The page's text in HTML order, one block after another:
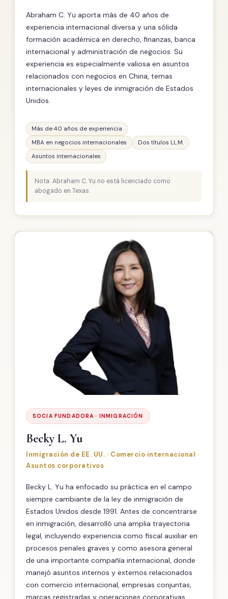
Abraham C. Yu aporta más de 40 años de
experiencia internacional diversa y una sólida
formación académica en derecho, finanzas, banca
internacional y administración de negocios. Su
experiencia es especialmente valiosa en asuntos
relacionados con negocios en China, temas
internacionales y leyes de inmigración de Estados
Unidos.
Más de 40 años de experiencia
MBA en negocios internacionales
Dos títulos LL.M.
Asuntos internacionales
Nota: Abraham C. Yu no está licenciado como
abogado en Texas.
SOCIA FUNDADORA · INMIGRACIÓN
Becky L. Yu
Inmigración de EE. UU. · Comercio internacional ·
Asuntos corporativos
Becky L. Yu ha enfocado su práctica en el campo
siempre cambiante de la ley de inmigración de
Estados Unidos desde 1991. Antes de concentrarse
en inmigración, desarrolló una amplia trayectoria
legal, incluyendo experiencia como fiscal auxiliar en
procesos penales graves y como asesora general
de una importante compañía internacional, donde
manejó asuntos internos y externos relacionados
con comercio internacional, empresas conjuntas,
marcas registradas y operaciones corporativas.